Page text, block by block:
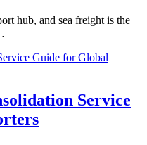
hub, and sea freight is the
Service